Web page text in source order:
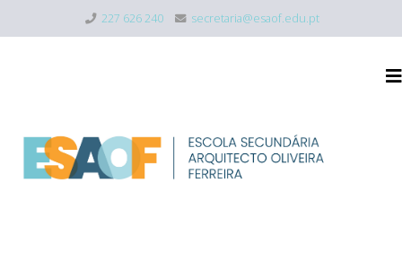
227 626 240 secretaria@esaof.edu.pt